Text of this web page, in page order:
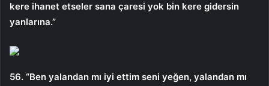
kere ihanet etseler sana çaresi yok bin kere gidersin
yanlarına.”
56. “Ben yalandan mı iyi ettim seni yeğen, yalandan mı